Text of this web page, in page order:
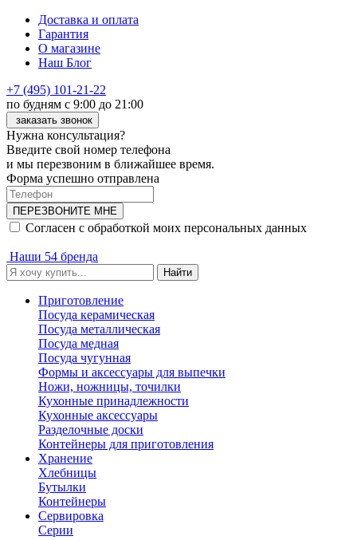
Доставка и оплата
Гарантия
О магазине
Наш Блог
+7 (495) 101-21-22
по будням с 9:00 до 21:00
заказать звонок
Нужна консультация?
Введите свой номер телефона
и мы перезвоним в ближайшее время.
Форма успешно отправлена
ПЕРЕЗВОНИТЕ МНЕ
Согласен с обработкой моих персональных данных
Наши 54 бренда
Найти
Приготовление
Посуда керамическая
Посуда металлическая
Посуда медная
Посуда чугунная
Формы и аксессуары для выпечки
Ножи, ножницы, точилки
Кухонные принадлежности
Кухонные аксессуары
Разделочные доски
Контейнеры для приготовления
Хранение
Хлебницы
Бутылки
Контейнеры
Сервировка
Серии